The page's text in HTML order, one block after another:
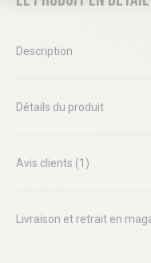
Description
Détails du produit
Avis clients (1)
Livraison et retrait en